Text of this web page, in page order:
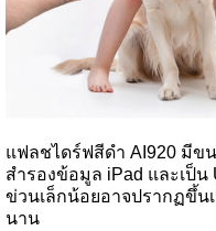
แฟลชไดร์ฟสีดำ AI920 มีข
สำรองข้อมูล iPad และเป็
ข่วนเล็กน้อยอาจปรากฏขึ้น
นาน